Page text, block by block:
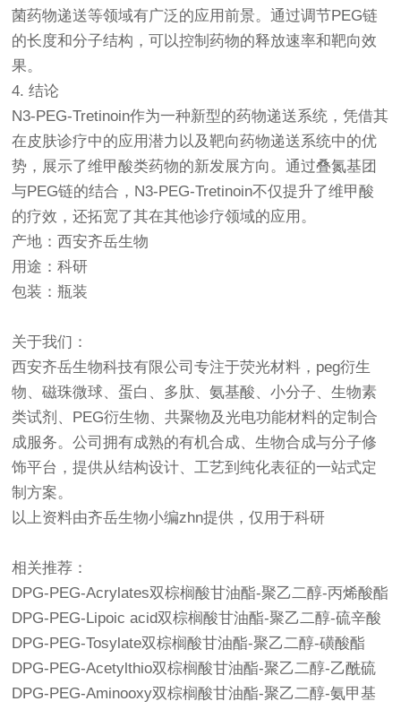
菌药物递送等领域有广泛的应用前景。通过调节PEG链
的长度和分子结构，可以控制药物的释放速率和靶向效
果。
4. 结论
N3-PEG-Tretinoin作为一种新型的药物递送系统，凭借其
在皮肤诊疗中的应用潜力以及靶向药物递送系统中的优
势，展示了维甲酸类药物的新发展方向。通过叠氮基团
与PEG链的结合，N3-PEG-Tretinoin不仅提升了维甲酸
的疗效，还拓宽了其在其他诊疗领域的应用。
产地：西安齐岳生物
用途：科研
包装：瓶装
关于我们：
西安齐岳生物科技有限公司专注于荧光材料，peg衍生
物、磁珠微球、蛋白、多肽、氨基酸、小分子、生物素
类试剂、PEG衍生物、共聚物及光电功能材料的定制合
成服务。公司拥有成熟的有机合成、生物合成与分子修
饰平台，提供从结构设计、工艺到纯化表征的一站式定
制方案。
以上资料由齐岳生物小编zhn提供，仅用于科研
相关推荐：
DPG-PEG-Acrylates双棕榈酸甘油酯-聚乙二醇-丙烯酸酯
DPG-PEG-Lipoic acid双棕榈酸甘油酯-聚乙二醇-硫辛酸
DPG-PEG-Tosylate双棕榈酸甘油酯-聚乙二醇-磺酸酯
DPG-PEG-Acetylthio双棕榈酸甘油酯-聚乙二醇-乙酰硫
DPG-PEG-Aminooxy双棕榈酸甘油酯-聚乙二醇-氨甲基